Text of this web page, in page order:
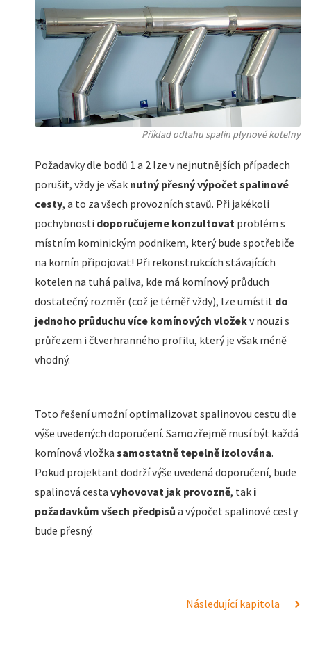
Příklad odtahu spalin plynové kotelny
Požadavky dle bodů 1 a 2 lze v nejnutnějších případech
porušit, vždy je však nutný přesný výpočet spalinové
cesty, a to za všech provozních stavů. Při jakékoli
pochybnosti doporučujeme konzultovat problém s
místním kominickým podnikem, který bude spotřebiče
na komín připojovat! Při rekonstrukcích stávajících
kotelen na tuhá paliva, kde má komínový průduch
dostatečný rozměr (což je téměř vždy), lze umístit do
jednoho průduchu více komínových vložekv nouzi s
průřezem i čtverhranného profilu, který je však méně
vhodný.
Toto řešení umožní optimalizovat spalinovou cestu dle
výše uvedených doporučení. Samozřejmě musí být každá
komínová vložka samostatně tepelně izolována.
Pokud projektant dodrží výše uvedená doporučení, bude
spalinová cesta vyhovovat jak provozně, tak i
požadavkům všech předpisů a výpočet spalinové cesty
bude přesný.
Následující kapitola